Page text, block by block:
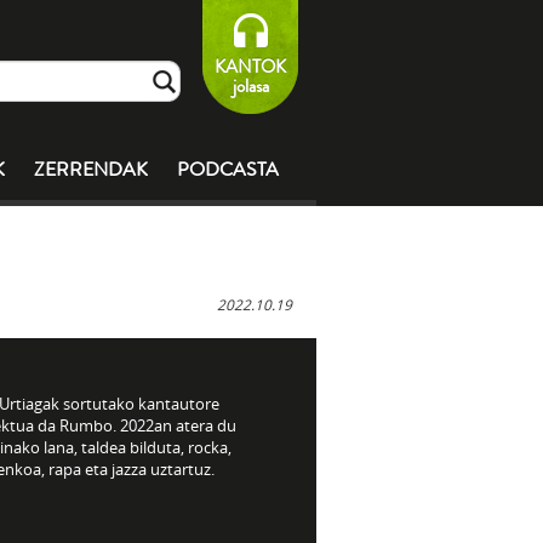
KANTOK
jolasa
ZERRENDAK PODCASTA
2022.10.19
sortutako kantautore
da Rumbo. 2022an atera du
lana, taldea bilduta, rocka,
rapa eta jazza uztartuz.